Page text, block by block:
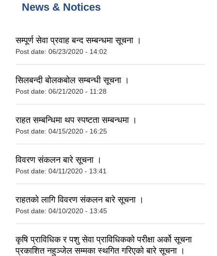
News & Notices
सम्पूर्ण सेवा प्रवाह बन्द सम्बन्धमा सूचना ।
Post date: 06/23/2020 - 14:02
सिलबन्दी बोलकबोल सम्बन्धी सूचना ।
Post date: 06/21/2020 - 11:28
राहत सम्बन्धिमा थप स्पष्टता सम्बन्धमा ।
Post date: 04/15/2020 - 16:25
विवरण संकलन बारे सूचना ।
Post date: 04/11/2020 - 13:41
राहतको लागि विवरण संकलन बारे सूचना ।
Post date: 04/10/2020 - 13:45
कृषि प्राविधिक र पशु सेवा प्राविधिकको परीक्षा अर्को सूचना
प्रकाशित नहुञ्जेल सम्मका स्थगित गरिएको बारे सूचना ।